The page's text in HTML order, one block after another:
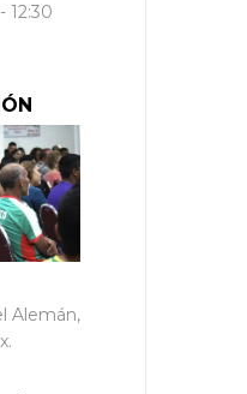
12:30
Alemán,